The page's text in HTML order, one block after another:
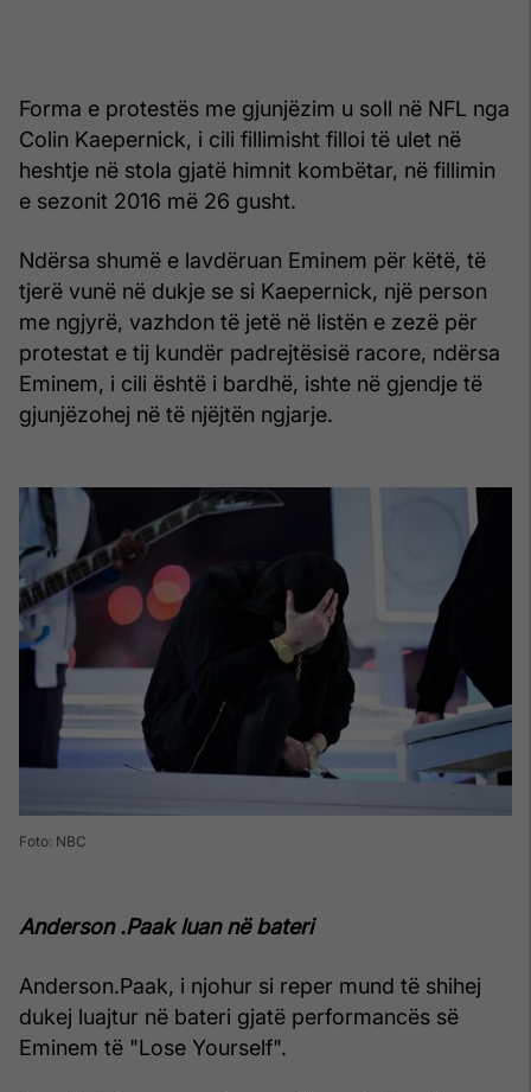
Forma e protestës me gjunjëzim u soll në NFL nga
Colin Kaepernick, i cili fillimisht filloi të ulet në
heshtje në stola gjatë himnit kombëtar, në fillimin
e sezonit 2016 më 26 gusht.
Ndërsa shumë e lavdëruan Eminem për këtë, të
tjerë vunë në dukje se si Kaepernick, një person
me ngjyrë, vazhdon të jetë në listën e zezë për
protestat e tij kundër padrejtësisë racore, ndërsa
Eminem, i cili është i bardhë, ishte në gjendje të
gjunjëzohej në të njëjtën ngjarje.
Foto: NBC
Anderson .Paak luan në bateri
Anderson.Paak, i njohur si reper mund të shihej
dukej luajtur në bateri gjatë performancës së
Eminem të "Lose Yourself".